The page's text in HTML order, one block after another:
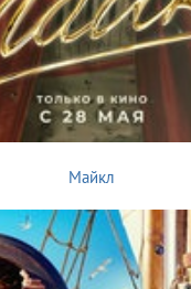
Майкл